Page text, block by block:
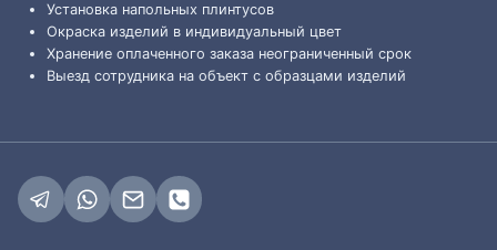
Установка напольных плинтусов
Окраска изделий в индивидуальный цвет
Хранение оплаченного заказа неограниченный срок
Выезд сотрудника на объект с образцами изделий